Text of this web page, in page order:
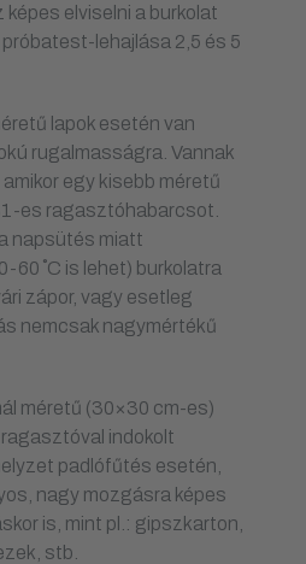
elviselni a burkolat
lehajlása 2,5 és 5
lapok esetén van
rugalmasságra. Vannak
egy kisebb méretű
es ragasztóhabarcsot.
napsütés miatt
60 ˚C is lehet) burkolatra
zápor, vagy esetleg
nemcsak nagymértékű
méretű (30×30 cm-es)
indokolt
padlófűtés esetén,
nagy mozgásra képes
is, mint pl.: gipszkarton,
stb.